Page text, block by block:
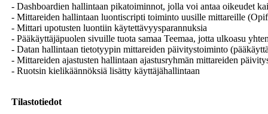
- Dashboardien hallintaan pikatoiminnot, jolla voi antaa oikeudet
- Mittareiden hallintaan luontiscripti toiminto uusille mittareille
- Mittari upotusten luontiin käytettävyysparannuksia
- Pääkäyttäjäpuolen sivuille tuota samaa Teemaa, jotta ulkoasu
- Datan hallintaan tietotyypin mittareiden päivitystoiminto
- Mittareiden ajastusten hallintaan ajastusryhmän mittareiden
- Ruotsin kielikäännöksiä lisätty käyttäjähallintaan
Tilastotiedot